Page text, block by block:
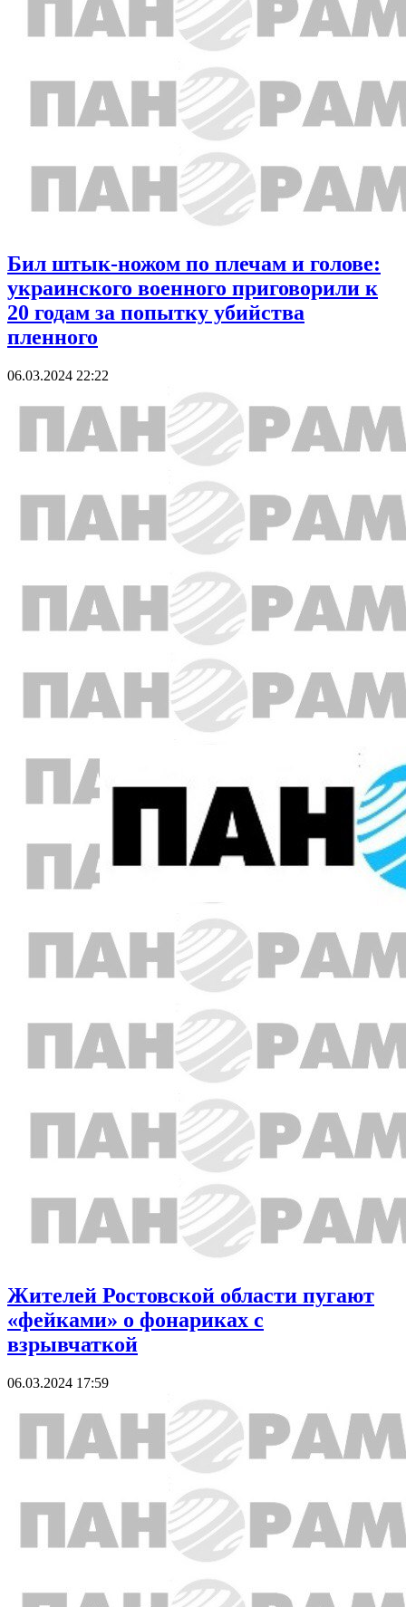
Бил штык-ножом по плечам и голове:
украинского военного приговорили к
20 годам за попытку убийства
пленного
06.03.2024 22:22
Жителей Ростовской области пугают
«фейками» о фонариках с
взрывчаткой
06.03.2024 17:59